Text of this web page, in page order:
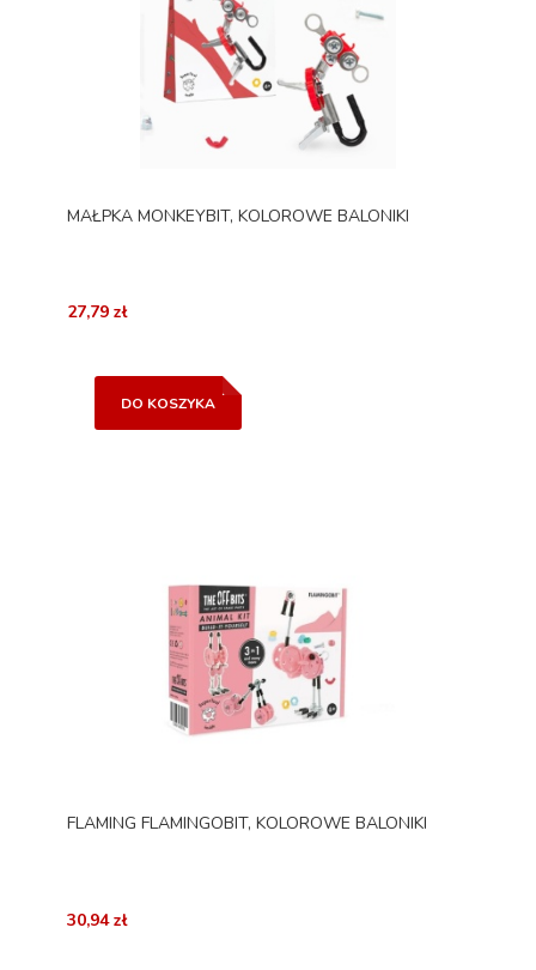
MAŁPKA MONKEYBIT, KOLOROWE BALONIKI
27,79 zł
DO KOSZYKA
FLAMING FLAMINGOBIT, KOLOROWE BALONIKI
30,94 zł